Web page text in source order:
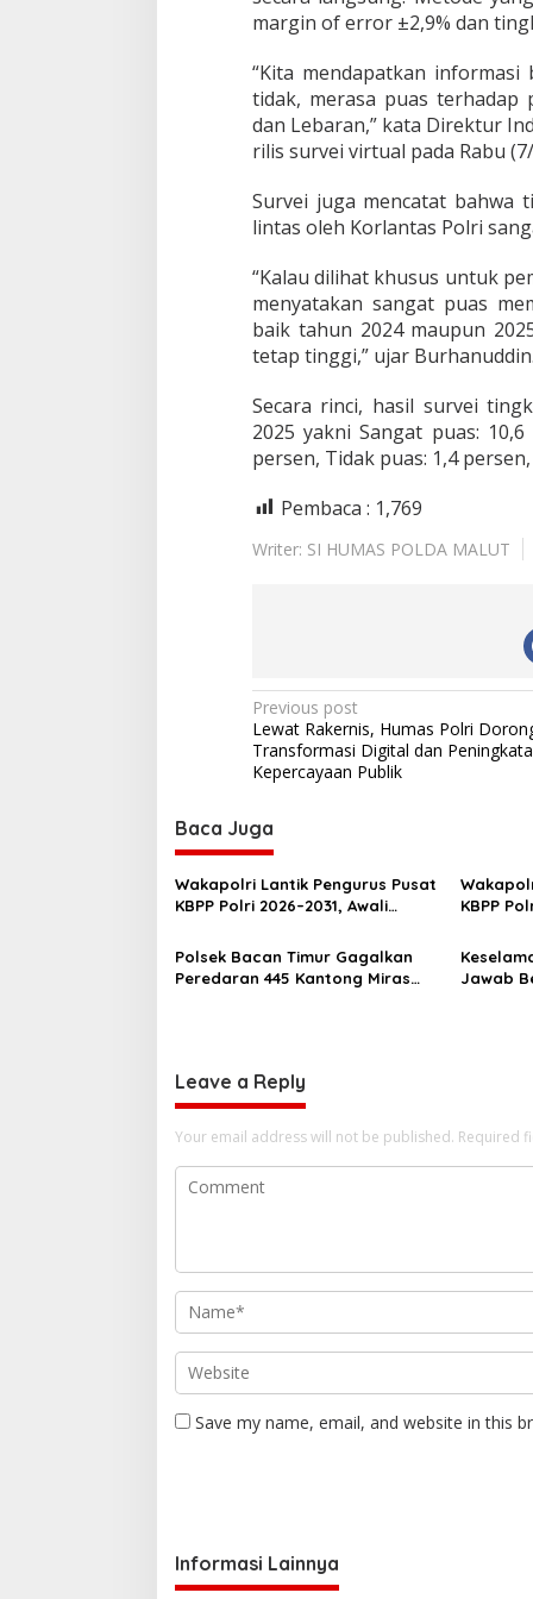
margin of error ±2,9% dan
“Kita mendapatkan
tidak, merasa puas terhadap
dan Lebaran,” kata Direktur
rilis survei virtual pada Rabu
Survei juga mencatat bahwa
lintas oleh Korlantas Polri
“Kalau dilihat khusus untuk
menyatakan sangat puas
baik tahun 2024 maupun
tetap tinggi,” ujar Burhanuddin.
Secara rinci, hasil survei
2025 yakni Sangat puas:
persen, Tidak puas: 1,4
Pembaca : 1,769
Writer: SI HUMAS POLDA MALUT
P
o
s
n
a
v
i
g
i
o
n
Previous post
Lewat Rakernis, Humas Polri
Transformasi Digital dan
Kepercayaan Publik
Baca Juga
Wakapolri Lantik Pengurus Pusat
KBPP Polri 2026–2031, Awali
KBPP
Polsek Bacan Timur Gagalkan
Peredaran 445 Kantong Miras
Jawab
Leave a Reply
Your email address will not be published. Required
Save my name, email, and website in this
Informasi Lainnya